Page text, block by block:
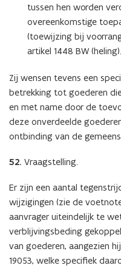
tussen hen worden
overeenkomstige
(toewijzing bij
artikel 1448 BW (heling).
Zij wensen tevens een
betrekking tot goederen
en met name door de
deze onverdeelde
ontbinding van de
52. Vraagstelling.
Er zijn een aantal
wijzigingen (zie de
aanvrager uiteindelijk te
verblijvingsbeding
van goederen, aangezien
19053, welke specifiek